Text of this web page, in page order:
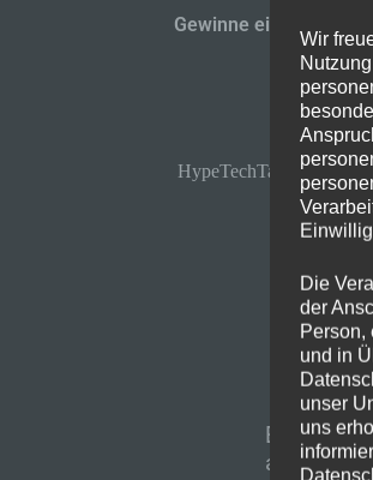
Gewinne ein Studio
HypeTechTalkPodcast
Einige
aber die
Wir
Die
der
Person,
und in
unser
uns